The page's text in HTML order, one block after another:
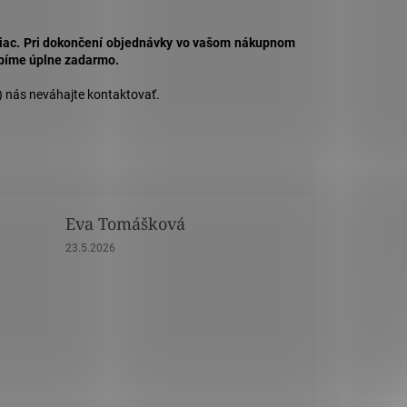
Pri dokončení objednávky vo vašom nákupnom
úplne zadarmo.
nás neváhajte kontaktovať.
Eva Tomášková
Hodnotenie obchodu je 5 z 5 hviezdičiek.
23.5.2026